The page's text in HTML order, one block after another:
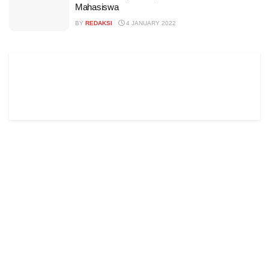
Mahasiswa
BY REDAKSI 4 JANUARY 2022